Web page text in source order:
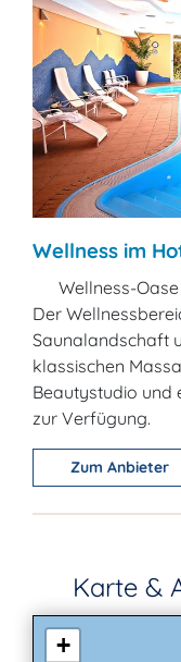
Wellness im
Wellness-Oase
Der
Saunalandschaft
klassischen
Beautystudio und
zur Verfügung.
Zum Anbieter
Karte &
+